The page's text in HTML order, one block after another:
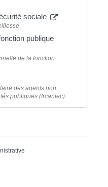
sociale
publique
de la fonction
des agents non
publiques (Ircantec)